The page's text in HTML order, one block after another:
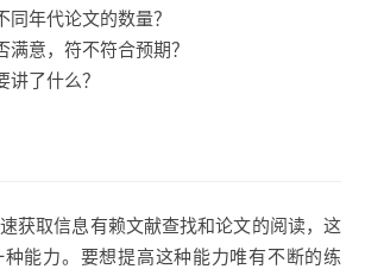
同年代论文的数量？
满意，符不符合预期？
讲了什么？
获取信息有赖文献查找和论文的阅读，这
能力。要想提高这种能力唯有不断的练